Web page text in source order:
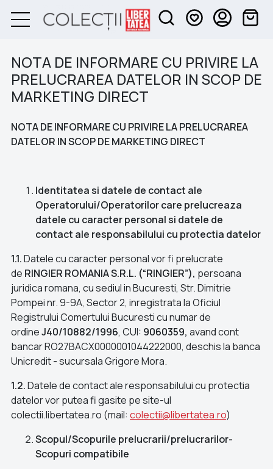
NOTA DE INFORMARE CU PRIVIRE LA
PRELUCRAREA DATELOR IN SCOP DE
MARKETING DIRECT
NOTA DE INFORMARE CU PRIVIRE LA PRELUCRAREA
DATELOR IN SCOP DE MARKETING DIRECT
Identitatea si datele de contact ale
Operatorului/Operatorilor care prelucreaza
datele cu caracter personal si datele de
contact ale responsabilului cu protectia datelor
1.1.Datele cu caracter personal vor fi prelucrate
de RINGIER ROMANIA S.R.L. (“RINGIER”), persoana
juridica romana, cu sediul in Bucuresti, Str. Dimitrie
Pompei nr. 9-9A, Sector 2, inregistrata la Oficiul
Registrului Comertului Bucuresti cu numar de
ordineJ40/10882/1996, CUI: 9060359, avand cont
bancar RO27BACX0000001044222000, deschis la banca
Unicredit - sucursala Grigore Mora.
1.2.Datele de contact ale responsabilului cu protectia
datelor vor putea fi gasite pe site-ul
colectii.libertatea.ro (mail: colectii@libertatea.ro)
Scopul/Scopurile prelucrarii/prelucrarilor-
Scopuri compatibile